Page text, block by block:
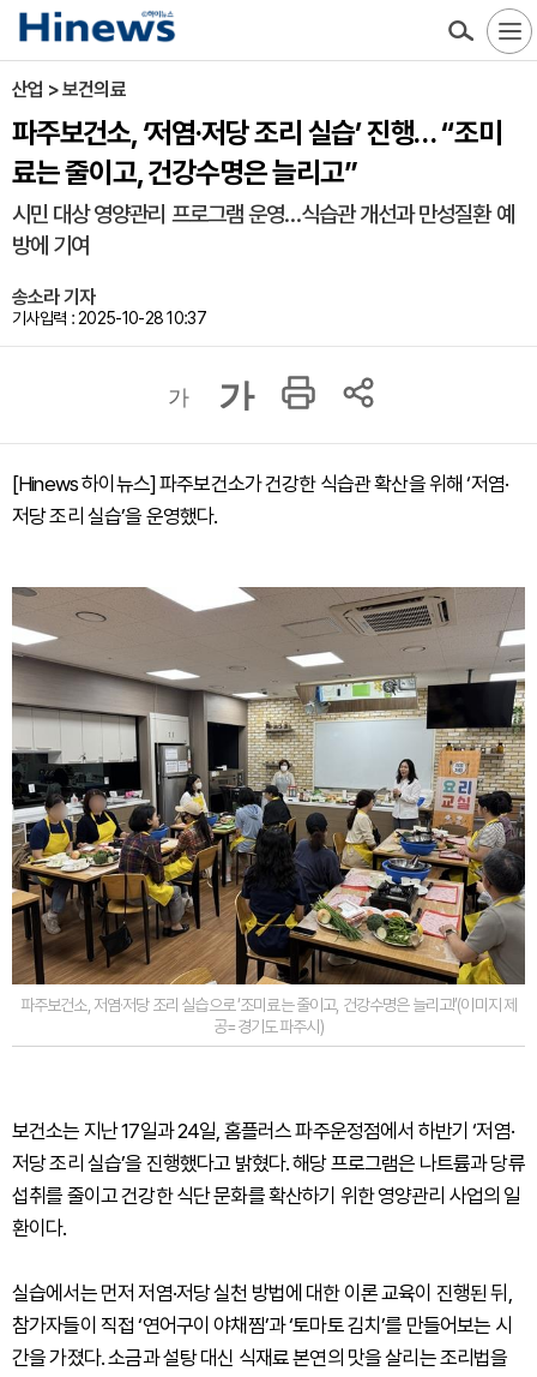
산업 > 보건의료
파주보건소, ‘저염·저당 조리 실습’ 진행… “조미
료는 줄이고, 건강수명은 늘리고”
시민 대상 영양관리 프로그램 운영…식습관 개선과 만성질환 예
방에 기여
송소라 기자
기사입력 : 2025-10-28 10:37
가 가
[Hinews 하이뉴스] 파주보건소가 건강한 식습관 확산을 위해 ‘저염·
저당 조리 실습’을 운영했다.
파주보건소, 저염·저당 조리 실습으로 ‘조미료는 줄이고, 건강수명은 늘리고!’(이미지 제
공=경기도 파주시)
보건소는 지난 17일과 24일, 홈플러스 파주운정점에서 하반기 ‘저염·
저당 조리 실습’을 진행했다고 밝혔다. 해당 프로그램은 나트륨과 당류
섭취를 줄이고 건강한 식단 문화를 확산하기 위한 영양관리 사업의 일
환이다.
실습에서는 먼저 저염·저당 실천 방법에 대한 이론 교육이 진행된 뒤,
참가자들이 직접 ‘연어구이 야채찜’과 ‘토마토 김치’를 만들어보는 시
간을 가졌다. 소금과 설탕 대신 식재료 본연의 맛을 살리는 조리법을